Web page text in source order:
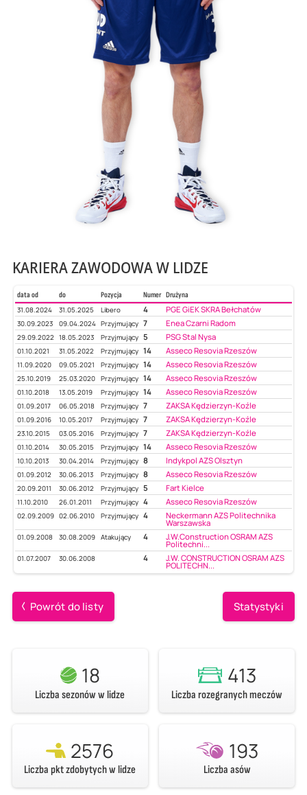
KARIERA ZAWODOWA W LIDZE
data od do Pozycja Numer Drużyna
31.08.2024
31.05.2025 Libero 4 PGE GiEK SKRA Bełchatów
30.09.2023 09.04.2024 Przyjmujący 7 Enea Czarni Radom
29.09.2022 18.05.2023 Przyjmujący 5 PSG Stal Nysa
01.10.2021 31.05.2022 Przyjmujący 14 Asseco Resovia Rzeszów
11.09.2020 09.05.2021 Przyjmujący 14 Asseco Resovia Rzeszów
25.10.2019 25.03.2020 Przyjmujący 14 Asseco Resovia Rzeszów
01.10.2018 13.05.2019 Przyjmujący 14 Asseco Resovia Rzeszów
01.09.2017 06.05.2018 Przyjmujący 7 ZAKSA Kędzierzyn-Koźle
01.09.2016 10.05.2017 Przyjmujący 7 ZAKSA Kędzierzyn-Koźle
23.10.2015 03.05.2016 Przyjmujący 7 ZAKSA Kędzierzyn-Koźle
01.10.2014 30.05.2015 Przyjmujący 14 Asseco Resovia Rzeszów
10.10.2013 30.04.2014 Przyjmujący 8 Indykpol AZS Olsztyn
01.09.2012 30.06.2013 Przyjmujący 8 Asseco Resovia Rzeszów
20.09.2011 30.06.2012 Przyjmujący 5 Fart Kielce
11.10.2010 26.01.2011 Przyjmujący 4 Asseco Resovia Rzeszów
02.09.2009 02.06.2010 Przyjmujący 4 Neckermann AZS Politechnika
Warszawska
01.09.2008 30.08.2009 Atakujący 4 J.W.Construction OSRAM AZS
Politechni...
01.07.2007 30.06.2008 4 J.W. CONSTRUCTION OSRAM AZS
POLITECHN...
Powrót do listy Statystyki
18
Liczba sezonów w lidze
413
Liczba rozegranych meczów
2576
Liczba pkt zdobytych w lidze
193
Liczba asów